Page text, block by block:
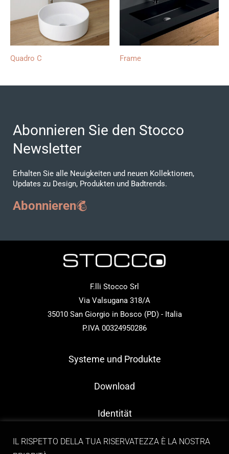
Quadro C Frame
Abonnieren Sie den Stocco
Newsletter
Erhalten Sie alle Neuigkeiten und neuen Kollektionen,
Updates zu Design, Produkten und Badtrends.
Abonnieren
F.lli Stocco Srl
Via Valsugana 318/A
35010 San Giorgio in Bosco (PD) - Italia
P.IVA 00324950286
Systeme und Produkte
Download
Identität
Kontakt
IL RISPETTO DELLA TUA RISERVATEZZA È LA NOSTRA